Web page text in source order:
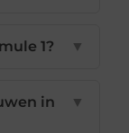
1? ▼
in
▼